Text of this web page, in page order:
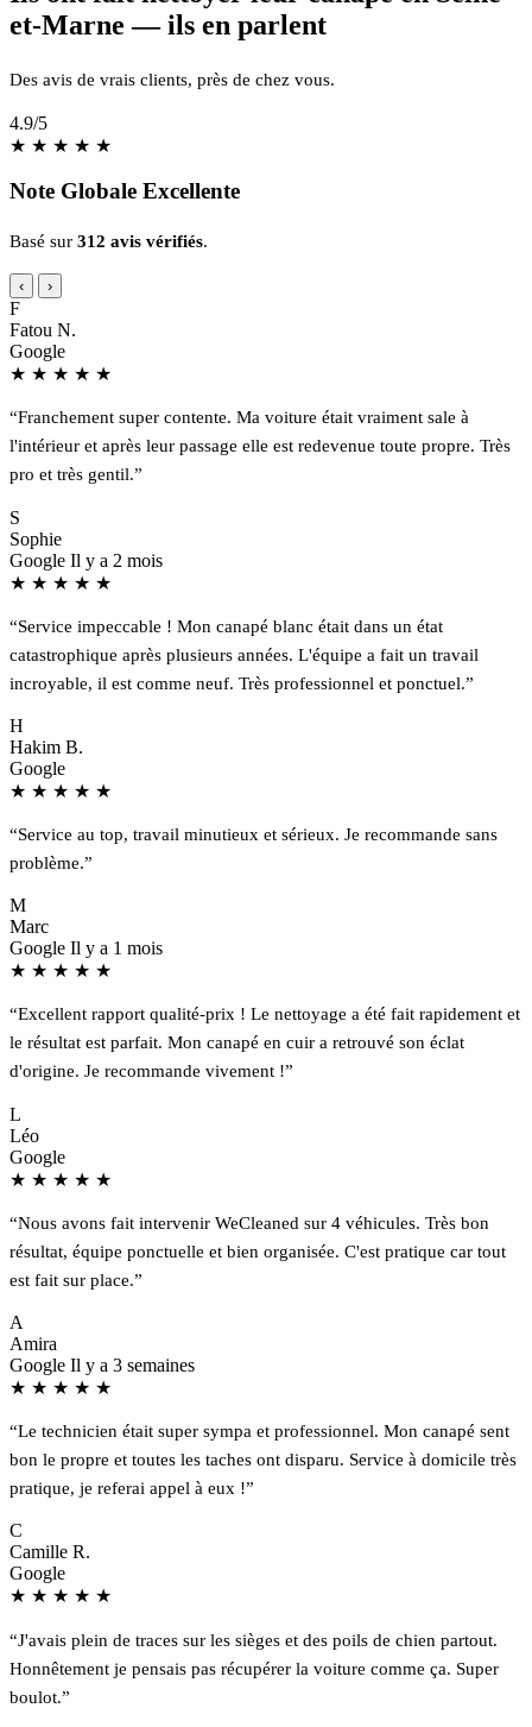
et-Marne — ils en parlent
Des avis de vrais clients, près de chez vous.
4.9/5
★ ★ ★ ★ ★
Note Globale Excellente
Basé sur 312 avis vérifiés.
‹ ›
F
Fatou N.
Google
★ ★ ★ ★ ★
“Franchement super contente. Ma voiture était vraiment sale à
l'intérieur et après leur passage elle est redevenue toute propre. Très
pro et très gentil.”
S
Sophie
Google Il y a 2 mois
★ ★ ★ ★ ★
“Service impeccable ! Mon canapé blanc était dans un état
catastrophique après plusieurs années. L'équipe a fait un travail
incroyable, il est comme neuf. Très professionnel et ponctuel.”
H
Hakim B.
Google
★ ★ ★ ★ ★
“Service au top, travail minutieux et sérieux. Je recommande sans
problème.”
M
Marc
Google Il y a 1 mois
★ ★ ★ ★ ★
“Excellent rapport qualité-prix ! Le nettoyage a été fait rapidement et
le résultat est parfait. Mon canapé en cuir a retrouvé son éclat
d'origine. Je recommande vivement !”
L
Léo
Google
★ ★ ★ ★ ★
“Nous avons fait intervenir WeCleaned sur 4 véhicules. Très bon
résultat, équipe ponctuelle et bien organisée. C'est pratique car tout
est fait sur place.”
A
Amira
Google Il y a 3 semaines
★ ★ ★ ★ ★
“Le technicien était super sympa et professionnel. Mon canapé sent
bon le propre et toutes les taches ont disparu. Service à domicile très
pratique, je referai appel à eux !”
C
Camille R.
Google
★ ★ ★ ★ ★
“J'avais plein de traces sur les sièges et des poils de chien partout.
Honnêtement je pensais pas récupérer la voiture comme ça. Super
boulot.”